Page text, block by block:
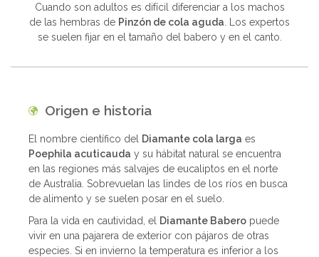
Cuando son adultos es difícil diferenciar a los machos
de las hembras de Pinzón de cola aguda . Los expertos
se suelen fijar en el tamaño del babero y en el canto.
Origen e historia
El nombre científico del Diamante cola larga es
Poephila acuticauda y su hábitat natural se encuentra
en las regiones más salvajes de eucaliptos en el norte
de Australia. Sobrevuelan las lindes de los ríos en busca
de alimento y se suelen posar en el suelo.
Para la vida en cautividad, el Diamante Babero puede
vivir en una pajarera de exterior con pájaros de otras
especies. Si en invierno la temperatura es inferior a los